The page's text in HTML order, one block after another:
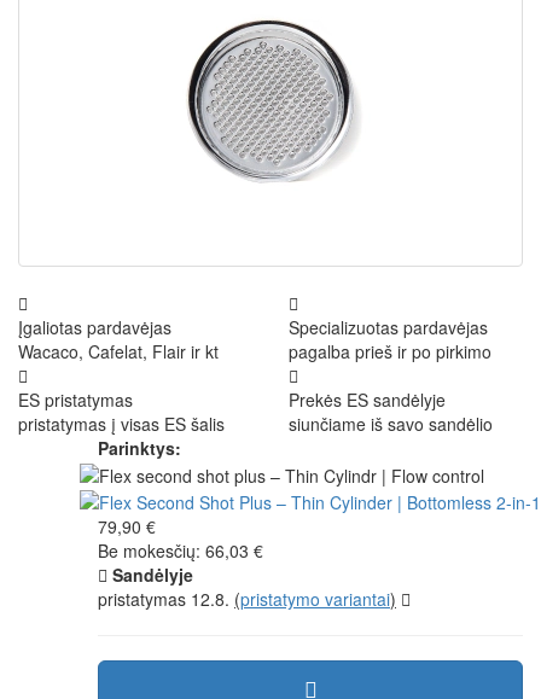
Įgaliotas pardavėjas
Wacaco, Cafelat, Flair ir kt
Specializuotas pardavėjas
pagalba prieš ir po pirkimo
ES pristatymas
pristatymas į visas ES šalis
Prekės ES sandėlyje
siunčiame iš savo sandėlio
Parinktys:
79,90 €
Be mokesčių: 66,03 €
Sandėlyje
pristatymas 12.8. (pristatymo variantai)